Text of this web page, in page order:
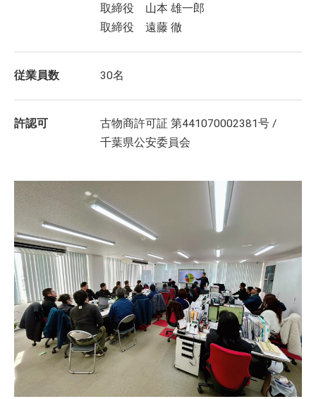
取締役 山本 雄一郎
取締役 遠藤 徹
従業員数 30名
許認可
古物商許可証 第441070002381号 /
千葉県公安委員会